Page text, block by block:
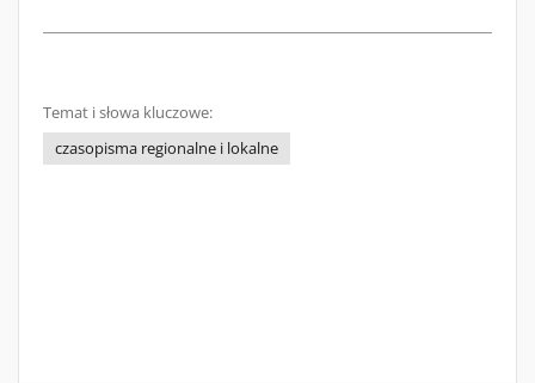
Temat i słowa kluczowe:
czasopisma regionalne i lokalne